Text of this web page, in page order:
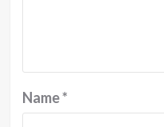
Name*